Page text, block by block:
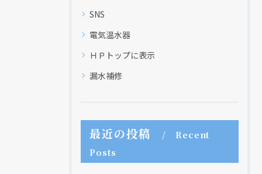
SNS
電気温水器
ＨＰトップに表示
漏水補修
最近の投稿
Recent
Posts